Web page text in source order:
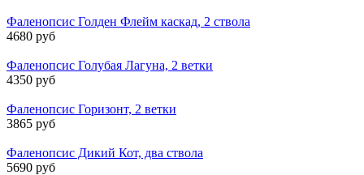
Фаленопсис Голден Флейм каскад, 2 ствола
4680 руб
Фаленопсис Голубая Лагуна, 2 ветки
4350 руб
Фаленопсис Горизонт, 2 ветки
3865 руб
Фаленопсис Дикий Кот, два ствола
5690 руб